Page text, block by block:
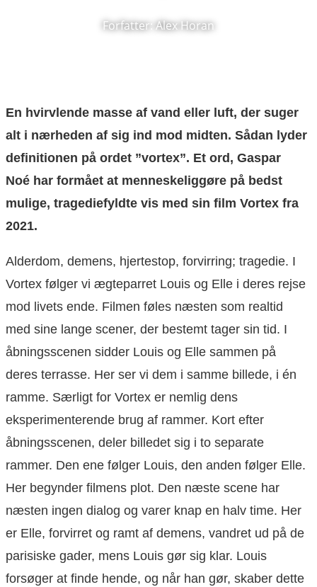
Forfatter: Alex Horan
En hvirvlende masse af vand eller luft, der suger
alt i nærheden af ​​sig ind mod midten. Sådan lyder
definitionen på ordet ”vortex”. Et ord, Gaspar
Noé har formået at menneskeliggøre på bedst
mulige, tragediefyldte vis med sin film Vortex fra
2021.
Alderdom, demens, hjertestop, forvirring; tragedie. I
Vortex følger vi ægteparret Louis og Elle i deres rejse
mod livets ende. Filmen føles næsten som realtid
med sine lange scener, der bestemt tager sin tid. I
åbningsscenen sidder Louis og Elle sammen på
deres terrasse. Her ser vi dem i samme billede, i én
ramme. Særligt for Vortex er nemlig dens
eksperimenterende brug af rammer. Kort efter
åbningsscenen, deler billedet sig i to separate
rammer. Den ene følger Louis, den anden følger Elle.
Her begynder filmens plot. Den næste scene har
næsten ingen dialog og varer knap en halv time. Her
er Elle, forvirret og ramt af demens, vandret ud på de
parisiske gader, mens Louis gør sig klar. Louis
forsøger at finde hende, og når han gør, skaber dette